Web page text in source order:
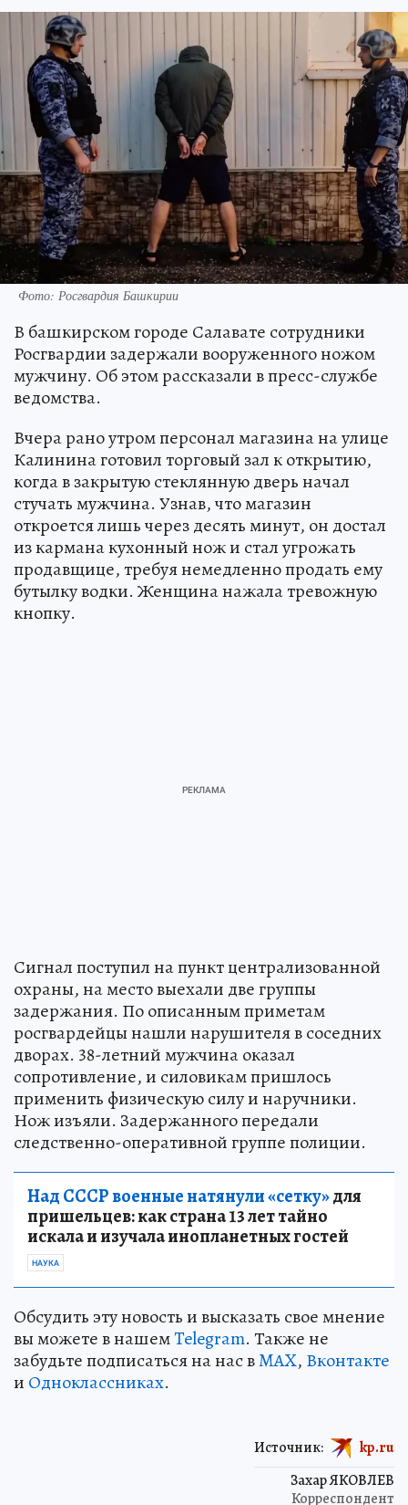
Фото: Росгвардия Башкирии
В башкирском городе Салавате сотрудники
Росгвардии задержали вооруженного ножом
мужчину. Об этом рассказали в пресс-службе
ведомства.
Вчера рано утром персонал магазина на улице
Калинина готовил торговый зал к открытию,
когда в закрытую стеклянную дверь начал
стучать мужчина. Узнав, что магазин
откроется лишь через десять минут, он достал
из кармана кухонный нож и стал угрожать
продавщице, требуя немедленно продать ему
бутылку водки. Женщина нажала тревожную
кнопку.
Сигнал поступил на пункт централизованной
охраны, на место выехали две группы
задержания. По описанным приметам
росгвардейцы нашли нарушителя в соседних
дворах. 38-летний мужчина оказал
сопротивление, и силовикам пришлось
применить физическую силу и наручники.
Нож изъяли. Задержанного передали
следственно-оперативной группе полиции.
Над СССР военные натянули «сетку»для
пришельцев: как страна 13 лет тайно
искала и изучала инопланетных гостей
НАУКА
Обсудить эту новость и высказать свое мнение
вы можете в нашемTelegram. Также не
забудьте подписаться на нас вMAX, Вконтакте
и Одноклассниках.
Захар ЯКОВЛЕВ
Корреспондент
Источник: kp.ru